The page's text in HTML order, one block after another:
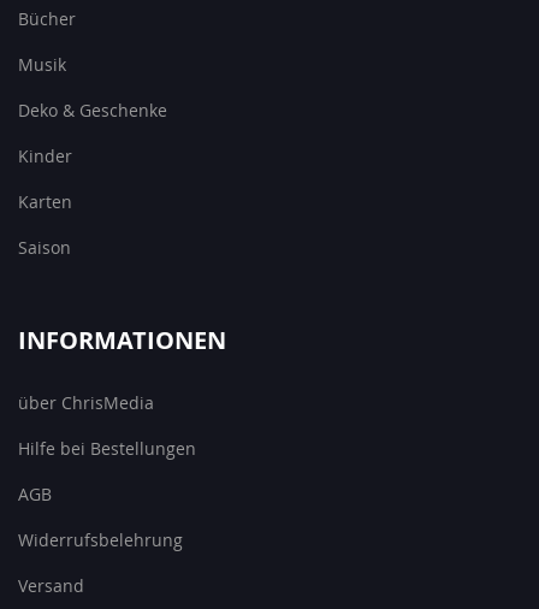
Bücher
Musik
Deko & Geschenke
Kinder
Karten
Saison
INFORMATIONEN
über ChrisMedia
Hilfe bei Bestellungen
AGB
Widerrufsbelehrung
Versand